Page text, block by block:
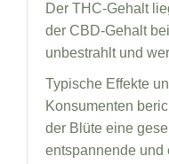
Der THC-Gehalt
der CBD-Gehalt
unbestrahlt und
Typische Effekte
Konsumenten
der Blüte eine
entspannende und